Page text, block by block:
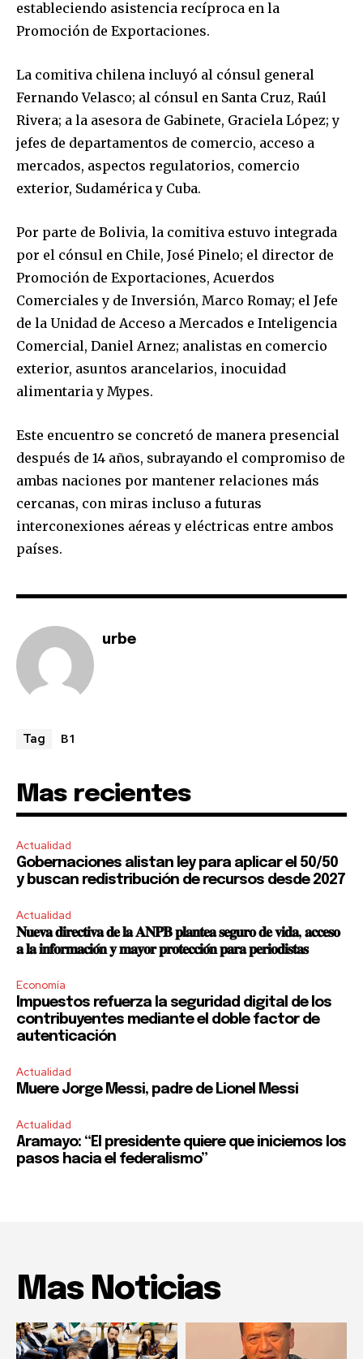
SUBSCRIBE
I've read and accept thePrivacy Policy.
estableciendo asistencia recíproca en la
Promoción de Exportaciones.
La comitiva chilena incluyó al cónsul general
Fernando Velasco; al cónsul en Santa Cruz, Raúl
Rivera; a la asesora de Gabinete, Graciela López; y
jefes de departamentos de comercio, acceso a
mercados, aspectos regulatorios, comercio
exterior, Sudamérica y Cuba.
Por parte de Bolivia, la comitiva estuvo integrada
por el cónsul en Chile, José Pinelo; el director de
Promoción de Exportaciones, Acuerdos
Comerciales y de Inversión, Marco Romay; el Jefe
de la Unidad de Acceso a Mercados e Inteligencia
Comercial, Daniel Arnez; analistas en comercio
exterior, asuntos arancelarios, inocuidad
alimentaria y Mypes.
Este encuentro se concretó de manera presencial
después de 14 años, subrayando el compromiso de
ambas naciones por mantener relaciones más
cercanas, con miras incluso a futuras
interconexiones aéreas y eléctricas entre ambos
países.
urbe
Tag B1
Mas recientes
Actualidad
Gobernaciones alistan ley para aplicar el 50/50
y buscan redistribución de recursos desde 2027
Actualidad
𝐍𝐮𝐞𝐯𝐚 𝐝𝐢𝐫𝐞𝐜𝐭𝐢𝐯𝐚 𝐝𝐞 𝐥𝐚 𝐀𝐍𝐏𝐁 𝐩𝐥𝐚𝐧𝐭𝐞𝐚 𝐬𝐞𝐠𝐮𝐫𝐨 𝐝𝐞 𝐯𝐢𝐝𝐚, 𝐚𝐜𝐜𝐞𝐬𝐨
𝐚 𝐥𝐚 𝐢𝐧𝐟𝐨𝐫𝐦𝐚𝐜𝐢𝐨́𝐧 𝐲 𝐦𝐚𝐲𝐨𝐫 𝐩𝐫𝐨𝐭𝐞𝐜𝐜𝐢𝐨́𝐧 𝐩𝐚𝐫𝐚 𝐩𝐞𝐫𝐢𝐨𝐝𝐢𝐬𝐭𝐚𝐬
Economía
Impuestos refuerza la seguridad digital de los
contribuyentes mediante el doble factor de
autenticación
Actualidad
Muere Jorge Messi, padre de Lionel Messi
Actualidad
Aramayo: “El presidente quiere que iniciemos los
pasos hacia el federalismo”
Mas Noticias